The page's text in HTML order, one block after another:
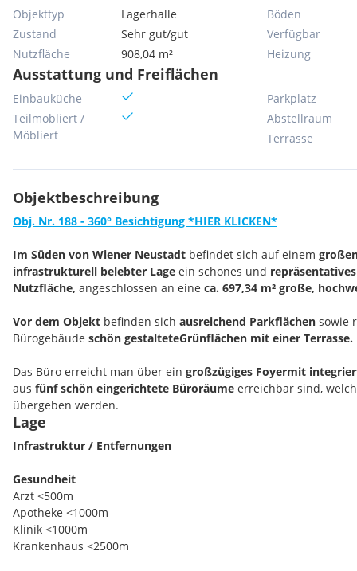
Objekttyp
Lagerhalle
Zustand
Sehr gut/gut
Nutzfläche
908,04 m²
Böden
Verfügbar
Heizung
Ausstattung und Freiflächen
Einbauküche
Teilmöbliert /
Möbliert
Parkplatz
Abstellraum
Terrasse
Objektbeschreibung
Obj. Nr. 188 - 360° Besichtigung *HIER KLICKEN*
Im Süden von Wiener Neustadt befindet sich auf einem
infrastrukturell belebter Lage ein schönes und
Nutzfläche, angeschlossen an eine ca. 697,34 m² große,
Vor dem Objekt befinden sich ausreichend Parkflächen sowie
Bürogebäude schön gestalteteGrünflächen mit einer Terrasse.
Das Büro erreicht man über ein großzügiges Foyermit
aus fünf schön eingerichtete Büroräume erreichbar sind,
übergeben werden.
Von dem Foyer aus gelangt man zu den
ebenfalls mit einerKüche (neuwertige E-Geräte)
Personal.
Ebenfallsvom Foyer aus
Kunststoffboden ausgestattete Halle
aufwändigen Ausführung
Lage
Infrastruktur / Entfernungen
Gesundheit
Arzt <500m
Apotheke <1000m
Klinik <1000m
Krankenhaus <2500m